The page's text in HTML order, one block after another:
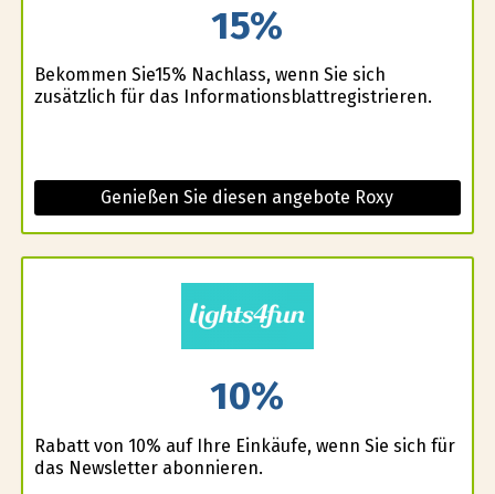
15%
Bekommen Sie15% Nachlass, wenn Sie sich
zusätzlich für das Informationsblattregistrieren.
Genießen Sie diesen angebote Roxy
10%
Rabatt von 10% auf Ihre Einkäufe, wenn Sie sich für
das Newsletter abonnieren.